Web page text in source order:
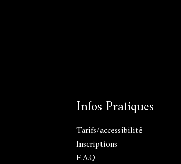
Infos Pratiques
Tarifs/accessibilité
Inscriptions
F.A.Q